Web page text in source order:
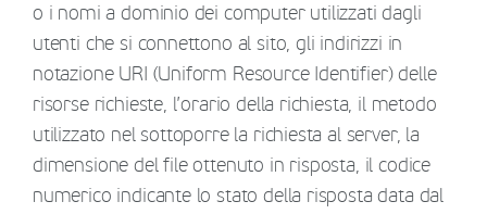
o i nomi a dominio dei computer utilizzati dagli
utenti che si connettono al sito, gli indirizzi in
notazione URI (Uniform Resource Identifier) delle
risorse richieste, l’orario della richiesta, il metodo
utilizzato nel sottoporre la richiesta al server, la
dimensione del file ottenuto in risposta, il codice
numerico indicante lo stato della risposta data dal